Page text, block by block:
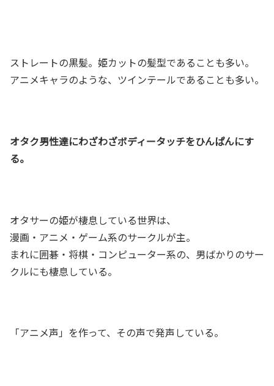
ストレートの黒髪。姫カットの髪型であることも多い。
アニメキャラのような、ツインテールであることも多い。
オタク男性達にわざわざボディータッチをひんぱんにす
る。
オタサーの姫が棲息している世界は、
漫画・アニメ・ゲーム系のサークルが主。
まれに囲碁・将棋・コンピューター系の、男ばかりのサー
クルにも棲息している。
「アニメ声」を作って、その声で発声している。